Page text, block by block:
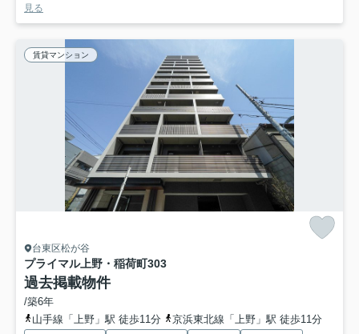
見る
賃貸マンション
台東区松が谷
プライマル上野・稲荷町303
過去掲載物件
/築6年
山手線「上野」駅 徒歩11分
京浜東北線「上野」駅 徒歩11分